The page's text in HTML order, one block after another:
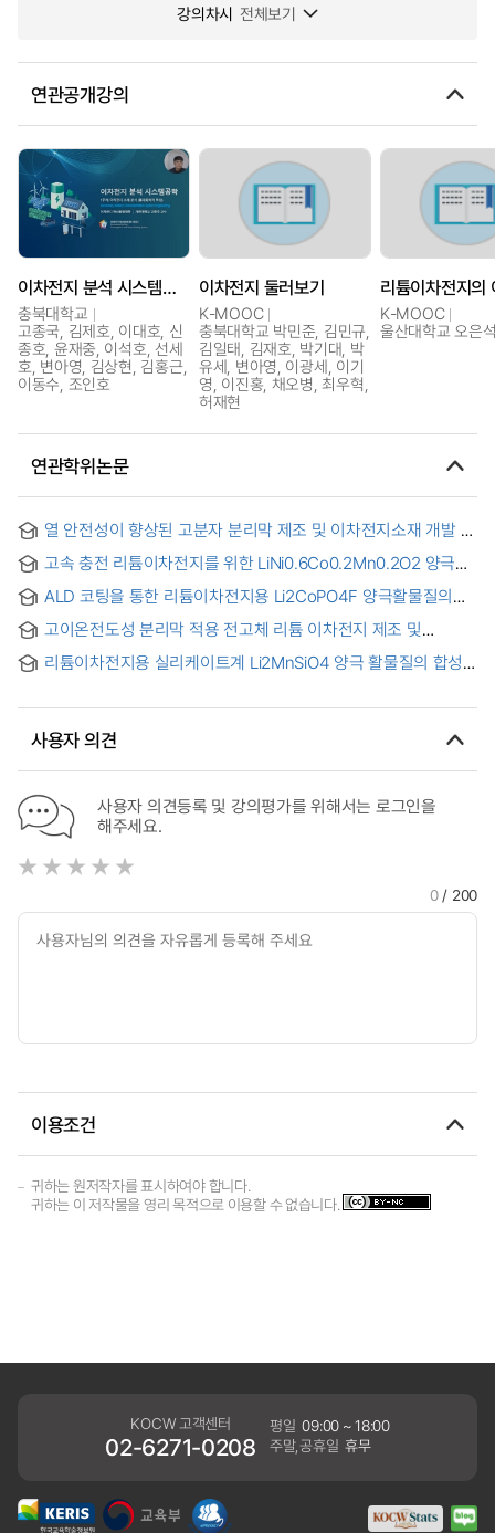
강의차시 전체보기
연관공개강의
이차전지 분석 시스템공학
충북대학교
고종국, 김제호, 이대호, 신
종호, 윤재중, 이석호, 선세
호, 변아영, 김상현, 김홍근,
이동수, 조인호
이차전지 둘러보기
K-MOOC
충북대학교 박민준, 김민규,
김일태, 김재호, 박기대, 박
유세, 변아영, 이광세, 이기
영, 이진홍, 채오병, 최우혁,
허재현
리튬이차전지의
K-MOOC
울산대학교 오은
연관학위논문
열 안전성이 향상된 고분자 분리막 제조 및 이차전지소재 개발
고속 충전 리튬이차전지를 위한 LiNi0.6Co0.2Mn0.2O2 양극의
Method for Improving the Li Ion Diffusion Kinetics of
LiNi0.6Co0.2Mn0.2O2 cathode for Fast Charging Lithium
Secondary Battery
ALD 코팅을 통한 리튬이차전지용 Li2CoPO4F 양극활물질의
properties of Li2CoPO4F as cathode materials for lithium
secondary batteries by ALD coating
고이온전도성 분리막 적용 전고체 리튬 이차전지 제조 및
membrane with a high ionic conductivity for all solid lithium
리튬이차전지용 실리케이트계 Li2MnSiO4 양극 활물질의 합성
사용자 의견
사용자 의견등록 및 강의평가를 위해서는 로그인을
해주세요.
0/ 200
이용조건
귀하는 원저작자를 표시하여야 합니다.
귀하는 이 저작물을 영리 목적으로 이용할 수 없습니다.
KOCW 고객센터
02-6271-0208
평일 09:00 ~ 18:00
주말,공휴일 휴무